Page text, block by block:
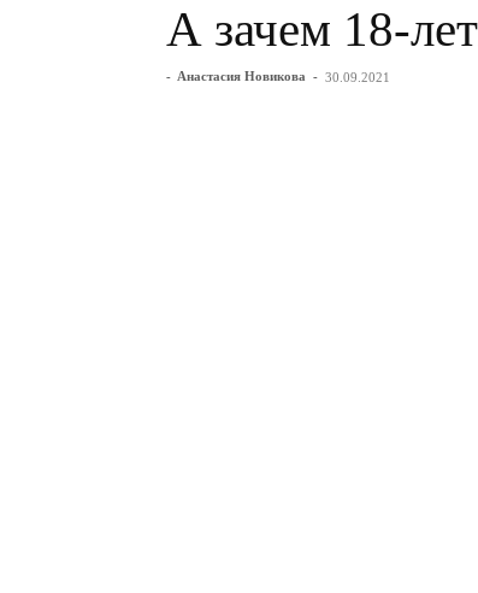
А зачем 18-
- Анастасия Новикова - 30.09.2021